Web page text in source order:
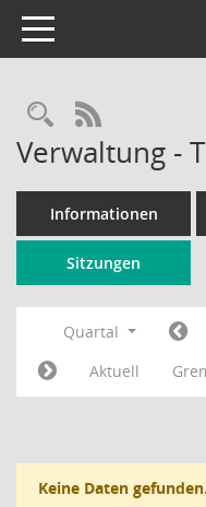
Toggle navigation
RSS-Feed
Verwaltung -
Informationen
Sitzungen
Quartal
Aktuell
Keine Daten gefunden.